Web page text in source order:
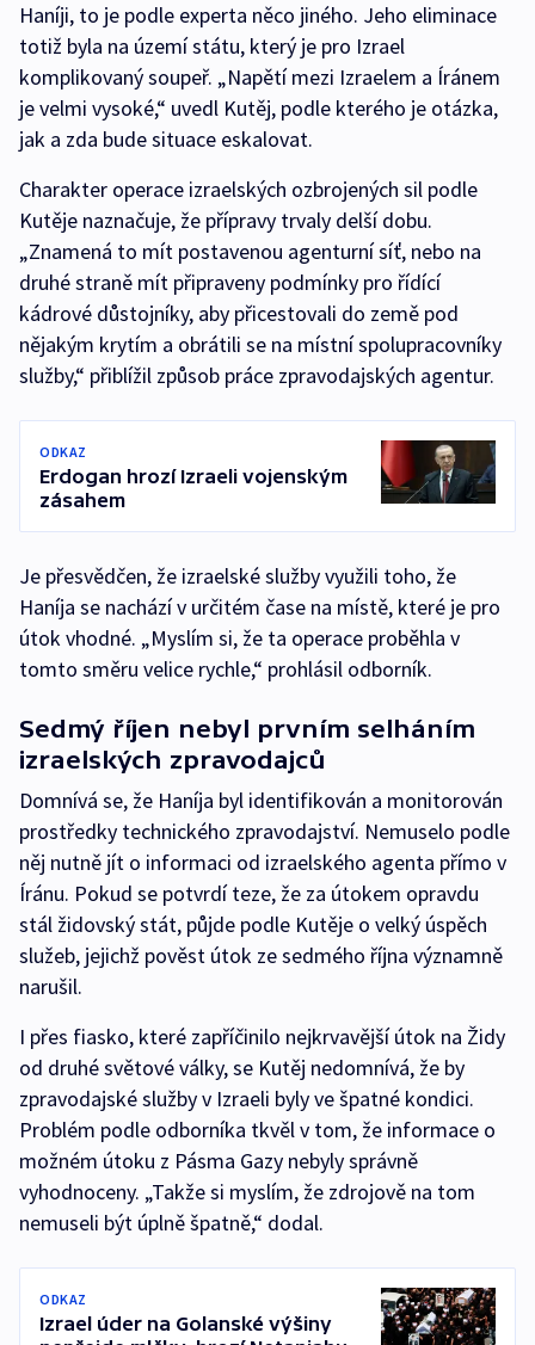
Haníji, to je podle experta něco jiného. Jeho eliminace
totiž byla na území státu, který je pro Izrael
komplikovaný soupeř. „Napětí mezi Izraelem a Íránem
je velmi vysoké,“ uvedl Kutěj, podle kterého je otázka,
jak a zda bude situace eskalovat.
Charakter operace izraelských ozbrojených sil podle
Kutěje naznačuje, že přípravy trvaly delší dobu.
„Znamená to mít postavenou agenturní síť, nebo na
druhé straně mít připraveny podmínky pro řídící
kádrové důstojníky, aby přicestovali do země pod
nějakým krytím a obrátili se na místní spolupracovníky
služby,“ přiblížil způsob práce zpravodajských agentur.
ODKAZ
Erdogan hrozí Izraeli vojenským
zásahem
Je přesvědčen, že izraelské služby využili toho, že
Haníja se nachází v určitém čase na místě, které je pro
útok vhodné. „Myslím si, že ta operace proběhla v
tomto směru velice rychle,“ prohlásil odborník.
Sedmý říjen nebyl prvním selháním
izraelských zpravodajců
Domnívá se, že Haníja byl identifikován a monitorován
prostředky technického zpravodajství. Nemuselo podle
něj nutně jít o informaci od izraelského agenta přímo v
Íránu. Pokud se potvrdí teze, že za útokem opravdu
stál židovský stát, půjde podle Kutěje o velký úspěch
služeb, jejichž pověst útok ze sedmého října významně
narušil.
I přes fiasko, které zapříčinilo nejkrvavější útok na Židy
od druhé světové války, se Kutěj nedomnívá, že by
zpravodajské služby v Izraeli byly ve špatné kondici.
Problém podle odborníka tkvěl v tom, že informace o
možném útoku z Pásma Gazy nebyly správně
vyhodnoceny. „Takže si myslím, že zdrojově na tom
nemuseli být úplně špatně,“ dodal.
ODKAZ
Izrael úder na Golanské výšiny